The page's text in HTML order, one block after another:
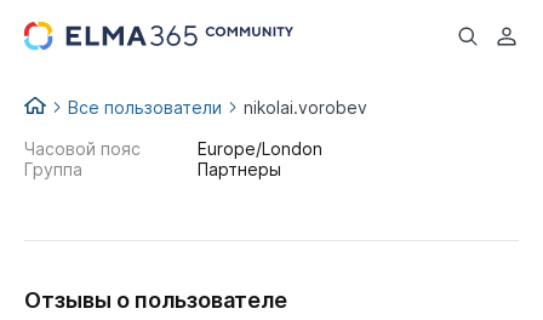
...
Все пользователи nikolai.vorobev
Часовой пояс
Europe/London
Группа
Партнеры
Отзывы о пользователе